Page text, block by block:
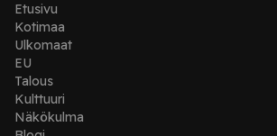
Etusivu
Kotimaa
Ulkomaat
EU
Talous
Kulttuuri
Näkökulma